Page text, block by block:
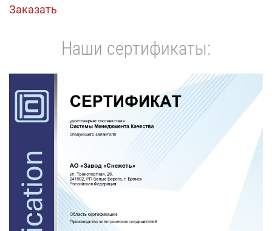
Заказать
Наши сертификаты: